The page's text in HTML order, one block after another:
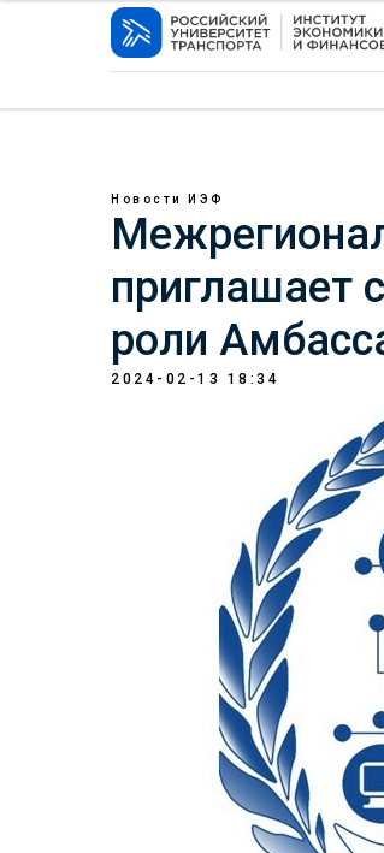
Новости ИЭФ
приглашает
роли
2024-02-13 18:34